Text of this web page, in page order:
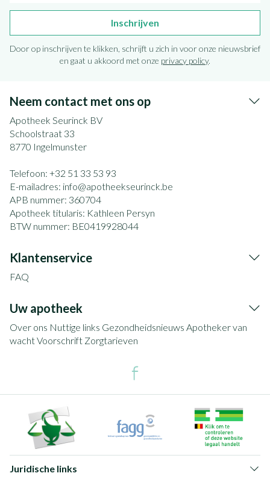
Inschrijven
Door op inschrijven te klikken, schrijft u zich in voor onze nieuwsbrief
en gaat u akkoord met onze privacy policy.
Neem contact met ons op
Apotheek Seurinck BV
Schoolstraat 33
8770 Ingelmunster
Telefoon: +32 51 33 53 93
E-mailadres: info@apotheekseurinck.be
APB nummer: 360704
Apotheek titularis: Kathleen Persyn
BTW nummer: BE0419928044
Klantenservice
FAQ
Uw apotheek
Over ons Nuttige links Gezondheidsnieuws Apotheker van
wachtVoorschrift Zorgtarieven
Juridische links